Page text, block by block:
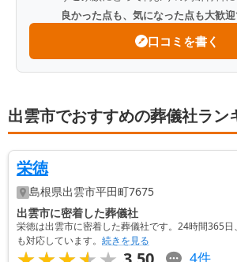
良かった点も、気になった点も大歓迎
口コミを書く
出雲市でおすすめの葬儀社ラン
栄徳
島根県出雲市平田町7675
出雲市に密着した葬儀社
栄徳は出雲市に密着した葬儀社です。24時間365
も対応しています。 続きを見る
4件